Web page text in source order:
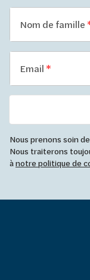
Nom de famille
Email
Nous prenons soin
Nous traiterons
ànotre politique de